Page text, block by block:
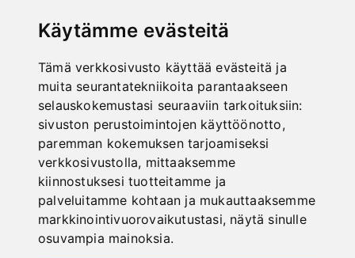
Käytämme evästeitä
Tämä verkkosivusto käyttää evästeitä ja
muita seurantatekniikoita parantaakseen
selauskokemustasi seuraaviin tarkoituksiin:
sivuston perustoimintojen käyttöönotto,
paremman kokemuksen tarjoamiseksi
verkkosivustolla, mittaaksemme
kiinnostuksesi tuotteitamme ja
palveluitamme kohtaan ja mukauttaaksemme
markkinointivuorovaikutustasi, näytä sinulle
osuvampia mainoksia.